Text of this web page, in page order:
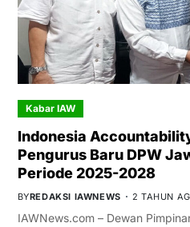
Kabar IAW
Indonesia
Pengurus Baru DPW
Periode 2025-2028
BYREDAKSI IAWNEWS 2 TAHUN
IAWNews.com – Dewan